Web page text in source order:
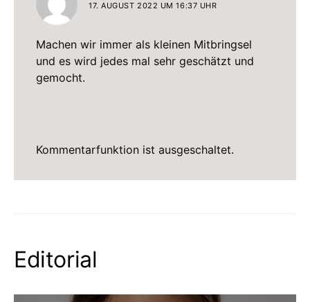
17. AUGUST 2022 UM 16:37 UHR
Machen wir immer als kleinen Mitbringsel
und es wird jedes mal sehr geschätzt und
gemocht.
Kommentarfunktion ist ausgeschaltet.
Editorial